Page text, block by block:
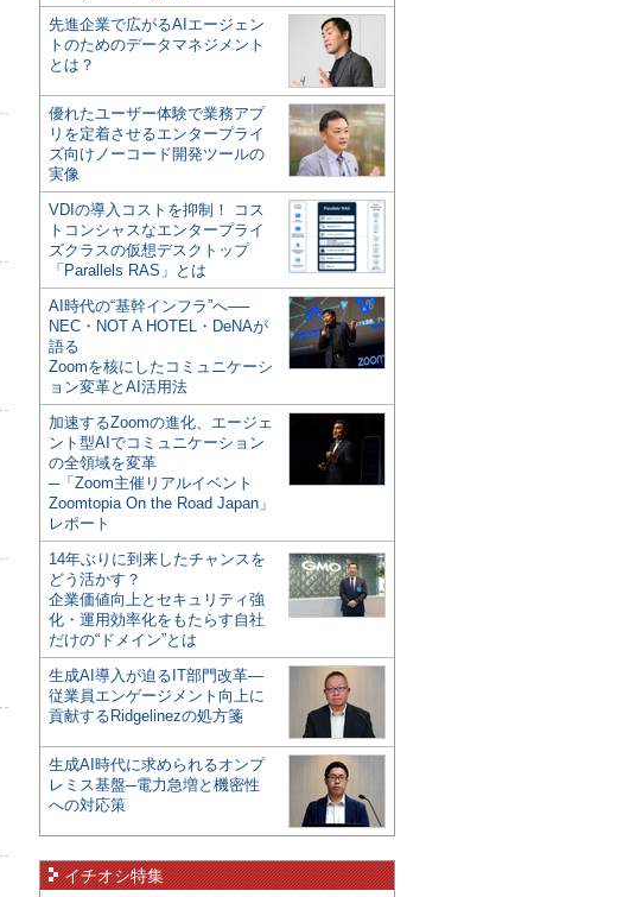
先進企業で広がるAIエージェン
トのためのデータマネジメント
とは？
優れたユーザー体験で業務アプ
リを定着させるエンタープライ
ズ向けノーコード開発ツールの
実像
VDIの導入コストを抑制！ コス
トコンシャスなエンタープライ
ズクラスの仮想デスクトップ
「Parallels RAS」とは
AI時代の“基幹インフラ”へ──
NEC・NOT A HOTEL・DeNAが
語る
Zoomを核にしたコミュニケーシ
ョン変革とAI活用法
加速するZoomの進化、エージェ
ント型AIでコミュニケーション
の全領域を変革
─「Zoom主催リアルイベント
Zoomtopia On the Road Japan」
レポート
14年ぶりに到来したチャンスを
どう活かす？
企業価値向上とセキュリティ強
化・運用効率化をもたらす自社
だけの“ドメイン”とは
生成AI導入が迫るIT部門改革―
従業員エンゲージメント向上に
貢献するRidgelinezの処方箋
生成AI時代に求められるオンプ
レミス基盤─電力急増と機密性
への対応策
イチオシ特集